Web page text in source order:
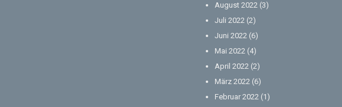
August 2022 (3)
Juli 2022 (2)
Juni 2022 (6)
Mai 2022 (4)
April 2022 (2)
März 2022 (6)
Februar 2022 (1)